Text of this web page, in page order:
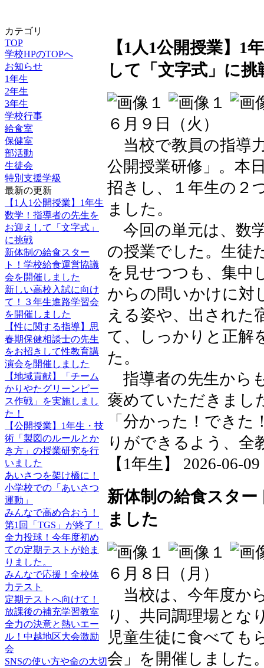
カテゴリ
TOP
学校HPのTOPへ
お知らせ
1年生
2年生
3年生
学校行事
給食室
保健室
部活動
生徒会
特別支援学級
最新の更新
【1人1公開授業】1年生
数学！指導者の先生を
お迎えして「文字式」
に挑戦
新体制の給食スター
ト！学校給食運営協議
会を開催しました
新しい高校入試に向け
て！３年生進路学習会
を開催しました
【性に関する指導】思
春期保健相談士の先生
をお招きして性教育講
演会を開催しました
【地域貢献】「チーム
かりやたグリーンピー
ス作戦」を実施しまし
た！
【公開授業】1年生・技
術「製図のルールとか
き方」の授業研究を行
いました
あいさつを架け橋に！
小学校での「あいさつ
運動」
みんなで高め合おう！
第1回「TGS」が終了！
全力投球！今年度初め
ての定期テストが始ま
りました。
みんなで応援！全校体
力テスト
定期テストへ向けて！
放課後の補充学習教室
全力の決意と熱いエー
ル！中越地区大会激励
会
SNSの使い方や命の大切
【1人1公開授業】1
して「文字式」に挑
６月９日（火）
当校で教員の指導
公開授業研修」。本
招きし、１年生の２
ました。
今回の単元は、数
の授業でした。生徒
を見せつつも、集中
からの問いかけに対
える姿や、出された
て、しっかりと正解
た。
指導者の先生から
褒めていただきまし
「分かった！でき
りができるよう、全
【1年生】 2026-06-
新体制の給食スタ
ました
６月８日（月）
当校は、今年度か
り、共同調理場とな
児童生徒に食べても
会」を開催しました